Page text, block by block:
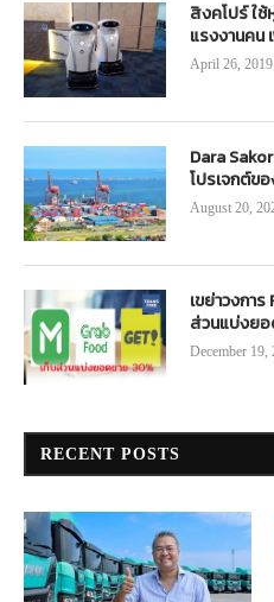
สิงคโปร์ ใ
แรงงานคน
April 26, 2019
Dara Sakor
โปรเจกต์ข
August 20,
เขย่าวงกา
ส่วนแบ่งย
December 19,
RECENT POSTS